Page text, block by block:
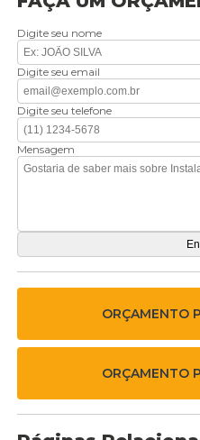
Digite seu nome
Digite seu email
Digite seu telefone
Mensagem
ORÇAMENTO
ORÇAMENTO